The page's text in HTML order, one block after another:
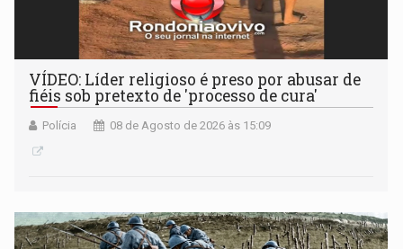
VÍDEO: Líder religioso é preso por abusar de
fiéis sob pretexto de 'processo de cura'
Polícia 08 de Agosto de 2026 às 15:09